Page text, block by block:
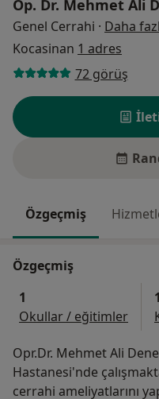
Op. Dr. Mehmet Ali
Genel Cerrahi · Daha
Kocasinan 1 adres
72 görüş
Özgeçmiş
Özgeçmiş
1
Okullar / eğitimler
Opr.Dr. Mehmet Ali
Hastanesi'nde
cerrahi ameliyatlarını